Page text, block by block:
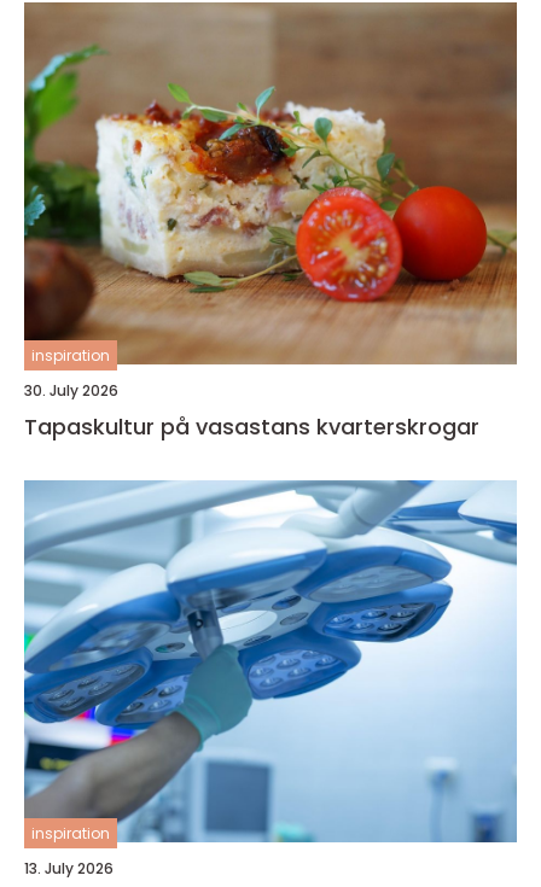
inspiration
30. July 2026
Tapaskultur på vasastans kvarterskrogar
inspiration
13. July 2026